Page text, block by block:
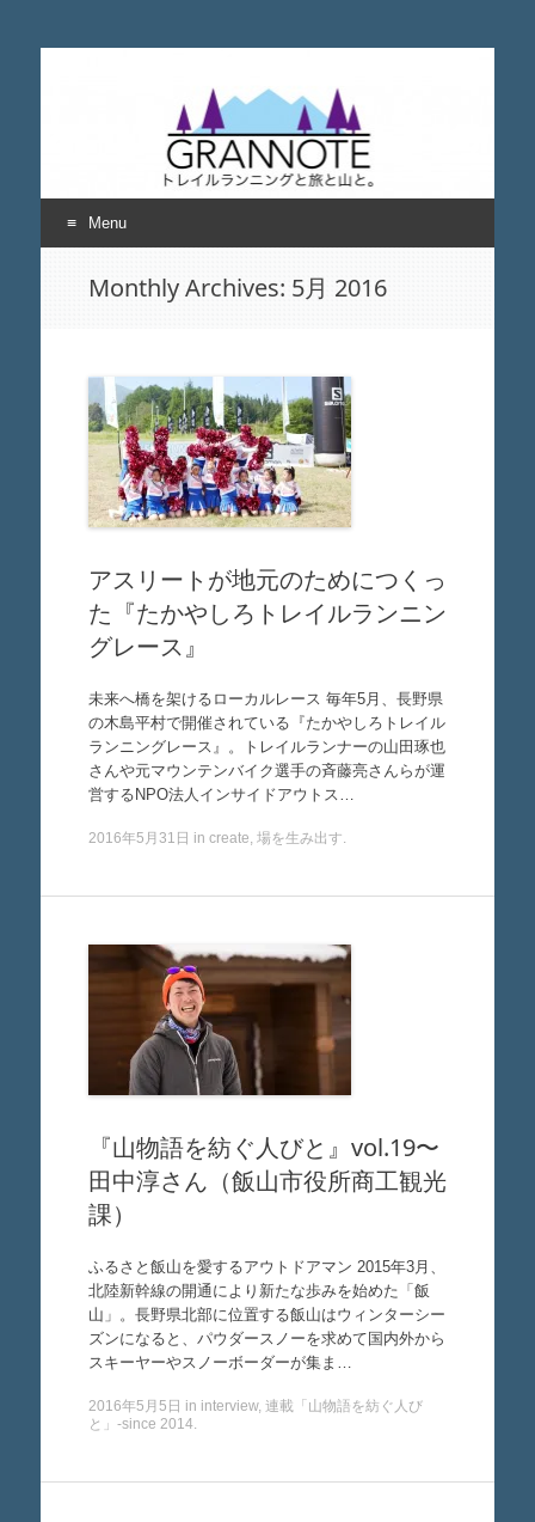
grannote グランノー
トレイルランニングと旅と山について考える
Menu
Monthly Archives: 5月 2016
アスリートが地元のためにつくっ
た『たかやしろトレイルランニン
グレース』
未来へ橋を架けるローカルレース 毎年5月、長野県
の木島平村で開催されている『たかやしろトレイル
ランニングレース』。トレイルランナーの山田琢也
さんや元マウンテンバイク選手の斉藤亮さんらが運
営するNPO法人インサイドアウトス…
2016年5月31日 in create, 場を生み出す.
『山物語を紡ぐ人びと』vol.19〜
田中淳さん（飯山市役所商工観光
課）
ふるさと飯山を愛するアウトドアマン 2015年3月、
北陸新幹線の開通により新たな歩みを始めた「飯
山」。長野県北部に位置する飯山はウィンターシー
ズンになると、パウダースノーを求めて国内外から
スキーヤーやスノーボーダーが集ま…
2016年5月5日 in interview, 連載「山物語を紡ぐ人び
と」-since 2014.